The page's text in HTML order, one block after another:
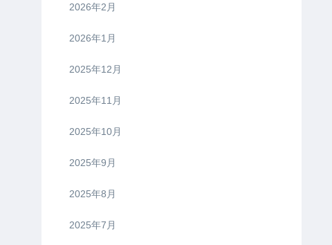
2026年2月
2026年1月
2025年12月
2025年11月
2025年10月
2025年9月
2025年8月
2025年7月